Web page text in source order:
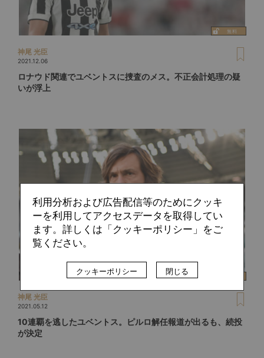
神尾 光臣
2021.12.06
ロナウド関連でユベントスに捜査のメス。不正会計処理の疑
いが浮上
神尾 光臣
2021.05.12
10連覇を逃したユベントス。ピルロ解任報道が出るも、続投
が決定
利用分析および広告配信等のためにクッキ
ーを利用してアクセスデータを取得してい
ます。詳しくは「クッキーポリシー」をご
覧ください。
クッキーポリシー 閉じる